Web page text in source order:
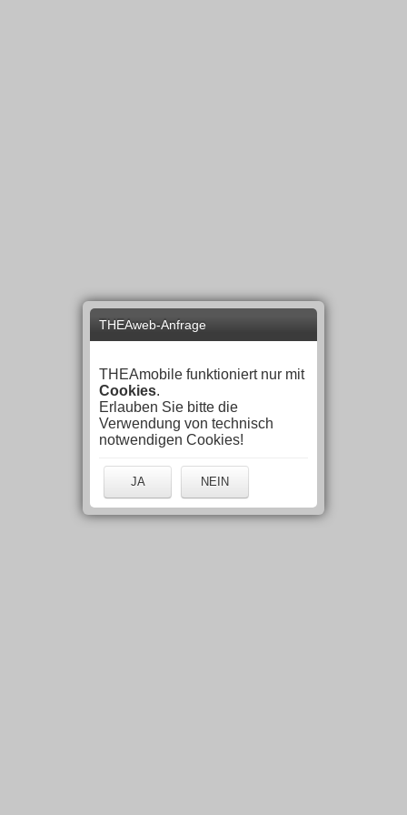
THEAweb-Anfrage
THEAmobile funktioniert nur mit
Cookies.
Erlauben Sie bitte die
Verwendung von technisch
notwendigen Cookies!
JA NEIN